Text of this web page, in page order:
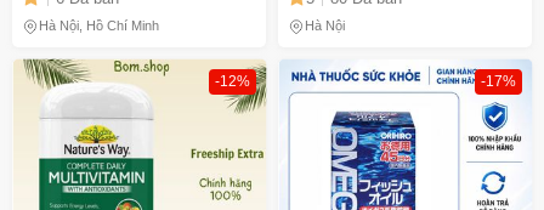
viên)
Hà Nội, Hồ Chí Minh Hà Nội
-12% -17%